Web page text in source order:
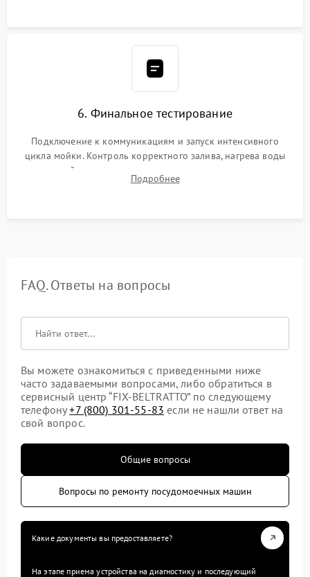
6. Финальное тестирование
Подключение к коммуникациям и запуск интенсивного
цикла мойки. Контроль корректного залива, нагрева воды
до нужной температуры, отсутствия посторонних шумов,
штатного слива и абсолютной сухости в поддоне.
Подробнее
FAQ. Ответы на вопросы
Вы можете ознакомиться с приведенными ниже
часто задаваемыми вопросами, либо обратиться в
сервисный центр “FIX-BELTRATTO” по следующему
телефону+7 (800) 301-55-83 если не нашли ответ на
свой вопрос.
Общие вопросы
Вопросы по ремонту посудомоечных машин
Какие документы вы предоставляете?
На этапе приема устройства на диагностику и последующий